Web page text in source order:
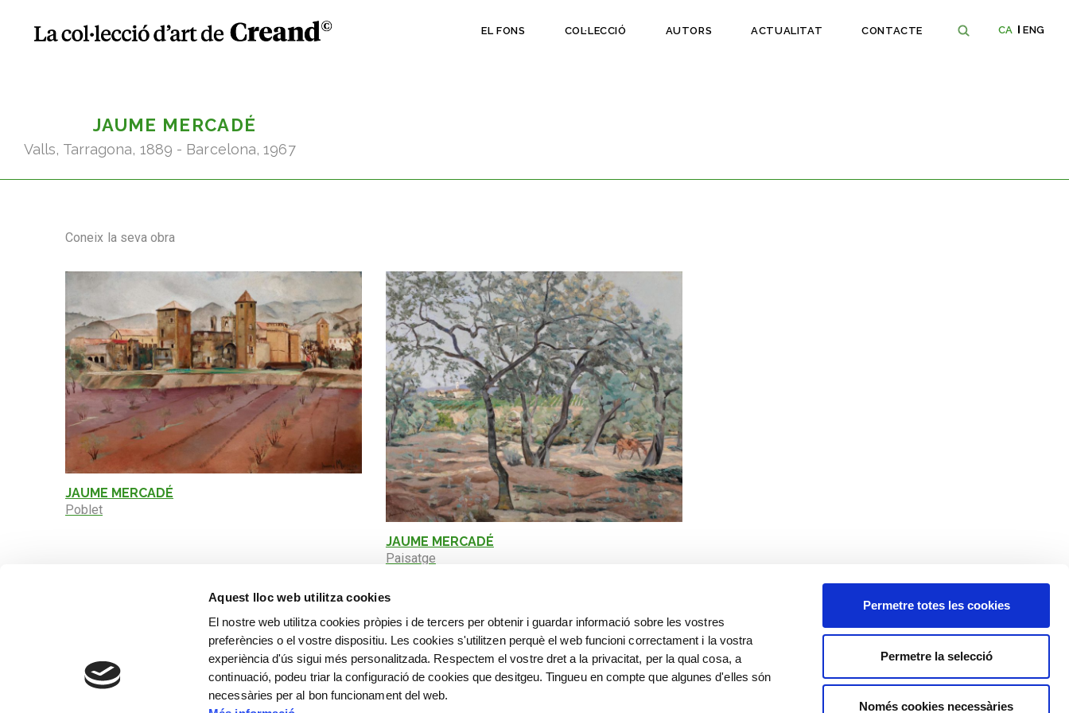
Aquest lloc web utilitza cookies
El nostre web utilitza cookies pròpies i de tercers per obtenir i guardar informació sobre les vostres
preferències o el vostre dispositiu. Les cookies s'utilitzen perquè el web funcioni correctament i la vostra
experiència d'ús sigui més personalitzada. Respectem el vostre dret a la privacitat, per la qual cosa, a
continuació, podeu triar la configuració de cookies que desitgeu. Tingueu en compte que algunes d'elles són
necessàries per al bon funcionament del web.
Permetre totes les cookies
Permetre la selecció
Només cookies necessàries
EL FONS COL·LECCIÓ AUTORS ACTUALITAT CONTACTE CA ENG
JAUME MERCADÉ
Valls, Tarragona, 1889 - Barcelona, 1967
Coneix la seva obra
JAUME MERCADÉ
Poblet
JAUME MERCADÉ
Paisatge